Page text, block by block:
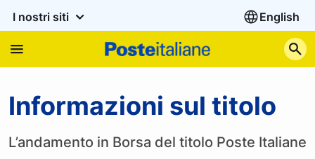
I nostri siti English
Informazioni sul titolo
L’andamento in Borsa del titolo Poste Italiane